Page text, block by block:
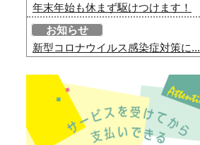
年末年始も休まず駆けつけます！
お知らせ
新型コロナウイルス感染症対策に...